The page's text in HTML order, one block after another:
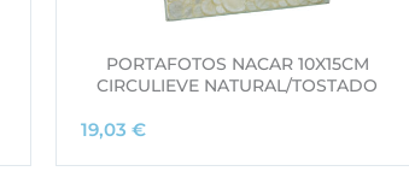
PORTAFOTOS NACAR 10X15CM
CIRCULIEVE NATURAL/TOSTADO
19,03 €